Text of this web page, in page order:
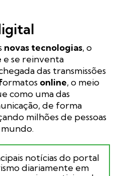
novas tecnologias, o
e se reinventa
das transmissões
ormatos online, o meio
como uma das
de forma
milhões de pessoas
notícias do portal
diariamente em